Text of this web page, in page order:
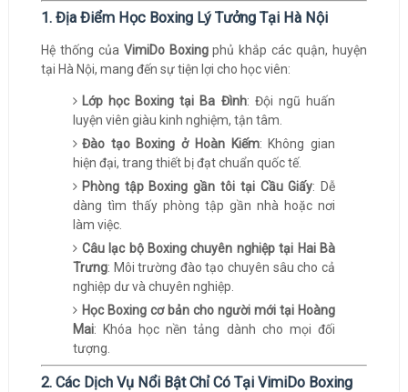
1. Địa Điểm Học Boxing Lý Tưởng Tại Hà Nội
Hệ thống của VimiDo Boxingphủ khắp các quận, huyện
tại Hà Nội, mang đến sự tiện lợi cho học viên:
Lớp học Boxing tại Ba Đình: Đội ngũ huấn
luyện viên giàu kinh nghiệm, tận tâm.
Đào tạo Boxing ở Hoàn Kiếm: Không gian
hiện đại, trang thiết bị đạt chuẩn quốc tế.
Phòng tập Boxing gần tôi tại Cầu Giấy: Dễ
dàng tìm thấy phòng tập gần nhà hoặc nơi
làm việc.
Câu lạc bộ Boxing chuyên nghiệp tại Hai Bà
Trưng: Môi trường đào tạo chuyên sâu cho cả
nghiệp dư và chuyên nghiệp.
Học Boxing cơ bản cho người mới tại Hoàng
Mai: Khóa học nền tảng dành cho mọi đối
tượng.
2. Các Dịch Vụ Nổi Bật Chỉ Có Tại VimiDo Boxing